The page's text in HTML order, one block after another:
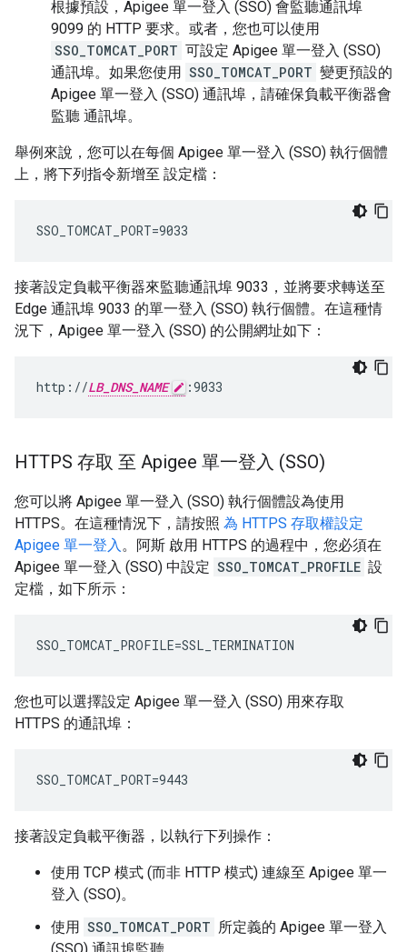
根據預設，Apigee 單一登入 (SSO) 會監聽通訊埠
9099 的 HTTP 要求。或者，您也可以使用
SSO_TOMCAT_PORT 可設定 Apigee 單一登入 (SSO)
通訊埠。如果您使用 SSO_TOMCAT_PORT 變更預設的
Apigee 單一登入 (SSO) 通訊埠，請確保負載平衡器會
監聽 通訊埠。
舉例來說，您可以在每個 Apigee 單一登入 (SSO) 執行個體
上，將下列指令新增至 設定檔：
SSO_TOMCAT_PORT=9033
接著設定負載平衡器來監聽通訊埠 9033，並將要求轉送至
Edge 通訊埠 9033 的單一登入 (SSO) 執行個體。在這種情
況下，Apigee 單一登入 (SSO) 的公開網址如下：
http://LB_DNS_NAME :9033
HTTPS 存取 至 Apigee 單一登入 (SSO)
您可以將 Apigee 單一登入 (SSO) 執行個體設為使用
HTTPS。在這種情況下，請按照 為 HTTPS 存取權設定
Apigee 單一登入。阿斯 啟用 HTTPS 的過程中，您必須在
Apigee 單一登入 (SSO) 中設定 SSO_TOMCAT_PROFILE 設
定檔，如下所示：
SSO_TOMCAT_PROFILE=SSL_TERMINATION
您也可以選擇設定 Apigee 單一登入 (SSO) 用來存取
HTTPS 的通訊埠：
SSO_TOMCAT_PORT=9443
接著設定負載平衡器，以執行下列操作：
使用 TCP 模式 (而非 HTTP 模式) 連線至 Apigee 單一
登入 (SSO)。
使用 SSO_TOMCAT_PORT 所定義的 Apigee 單一登入